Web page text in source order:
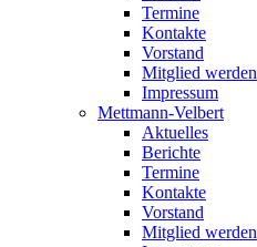
Termine
Kontakte
Vorstand
Mitglied werden
Impressum
Mettmann-Velbert
Aktuelles
Berichte
Termine
Kontakte
Vorstand
Mitglied werden